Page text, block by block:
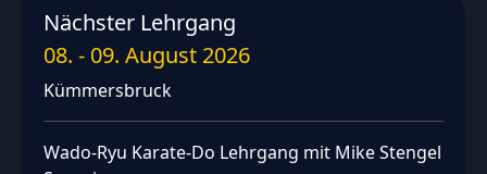
Nächster Lehrgang
08. - 09. August 2026
Kümmersbruck
Wado-Ryu Karate-Do Lehrgang mit Mike Stengel